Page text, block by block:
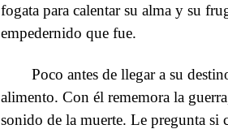
fogata para calentar su alma y su
empedernido que fue.
Poco antes de llegar a su
alimento. Con él rememora la
sonido de la muerte. Le pregunta si